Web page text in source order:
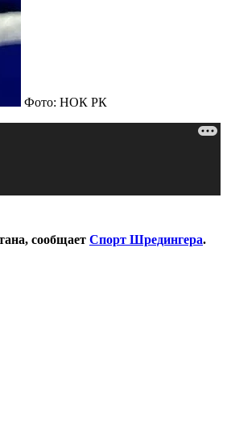
Фото: НОК РК
сообщает Спорт Шредингера.